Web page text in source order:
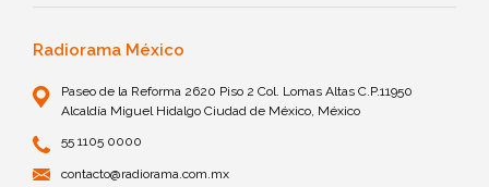
Radiorama México
Paseo de la Reforma 2620 Piso 2 Col. Lomas Altas C.P.11950
Alcaldía Miguel Hidalgo Ciudad de México, México
55 1105 0000
contacto@radiorama.com.mx